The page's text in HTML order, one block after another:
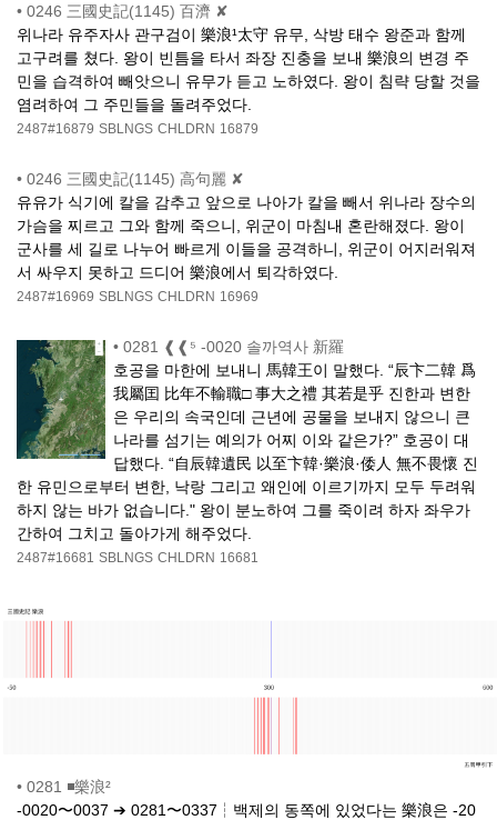
• 0246 三國史記(1145) 百濟 ✘
위나라 유주자사 관구검이 樂浪¹太守 유무, 삭방 태수 왕준과 함께
고구려를 쳤다. 왕이 빈틈을 타서 좌장 진충을 보내 樂浪의 변경 주
민을 습격하여 빼앗으니 유무가 듣고 노하였다. 왕이 침략 당할 것을
염려하여 그 주민들을 돌려주었다.
2487#16879 SBLNGS CHLDRN 16879
• 0246 三國史記(1145) 高句麗 ✘
유유가 식기에 칼을 감추고 앞으로 나아가 칼을 빼서 위나라 장수의
가슴을 찌르고 그와 함께 죽으니, 위군이 마침내 혼란해졌다. 왕이
군사를 세 길로 나누어 빠르게 이들을 공격하니, 위군이 어지러워져
서 싸우지 못하고 드디어 樂浪에서 퇴각하였다.
2487#16969 SBLNGS CHLDRN 16969
• 0281 ❰❰⁵ -0020 솔까역사 新羅
호공을 마한에 보내니 馬韓王이 말했다. “辰卞二韓 爲
我屬囯 比年不輸職□ 事大之禮 其若是乎 진한과 변한
은 우리의 속국인데 근년에 공물을 보내지 않으니 큰
나라를 섬기는 예의가 어찌 이와 같은가?” 호공이 대
답했다. “自辰韓遺民 以至卞韓·樂浪·倭人 無不畏懷 진
한 유민으로부터 변한, 낙랑 그리고 왜인에 이르기까지 모두 두려워
하지 않는 바가 없습니다." 왕이 분노하여 그를 죽이려 하자 좌우가
간하여 그치고 돌아가게 해주었다.
2487#16681 SBLNGS CHLDRN 16681
• 0281 ◾樂浪²
-0020〜0037 ➔ 0281〜0337┆백제의 동쪽에 있었다는 樂浪은 -20